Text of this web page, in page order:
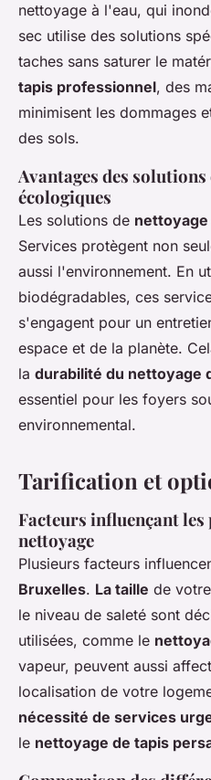
nettoyage à l'eau, qui
sec utilise des solutions
taches sans saturer le
tapis professionnel, des
minimisent les dommages
des sols.
Avantages des solutions
écologiques
Les solutions de
Services protègent non
aussi l'environnement. En
biodégradables, ces
s'engagent pour un
espace et de la planète.
la durabilité du nettoyage
essentiel pour les foyers
environnemental.
Tarification et
Facteurs influençant les
nettoyage
Plusieurs facteurs
Bruxelles. La taille de
le niveau de saleté sont
utilisées, comme le
vapeur, peuvent aussi
localisation de votre
nécessité de services
le nettoyage de tapis